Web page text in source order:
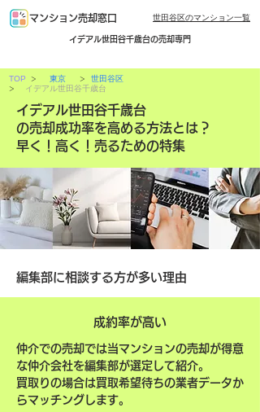
マンション売却窓口 世田谷区のマンション一覧
イデアル世田谷千歳台の売却専門
TOP > 東京
>
>
イデアル世田谷千歳台
世田谷区
イデアル世田谷千歳台
の売却成功率を高める方法とは？
早く！高く！売るための特集
編集部に相談する方が多い理由
成約率が高い
仲介での売却では当マンションの売却が得意
な仲介会社を編集部が選定して紹介。
買取りの場合は買取希望待ちの業者データか
らマッチングします。